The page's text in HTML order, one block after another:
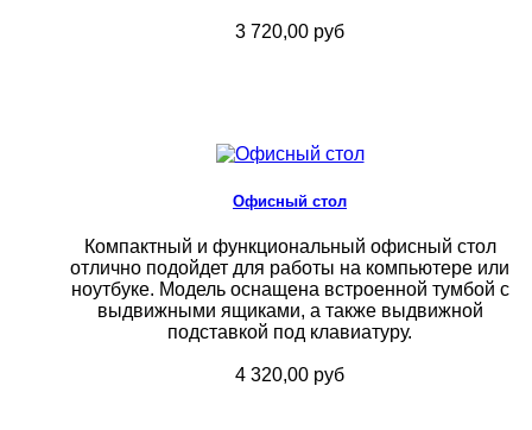
3 720,00 руб
Офисный стол
Компактный и функциональный офисный стол
отлично подойдет для работы на компьютере или
ноутбуке. Модель оснащена встроенной тумбой с
выдвижными ящиками, а также выдвижной
подставкой под клавиатуру.
4 320,00 руб